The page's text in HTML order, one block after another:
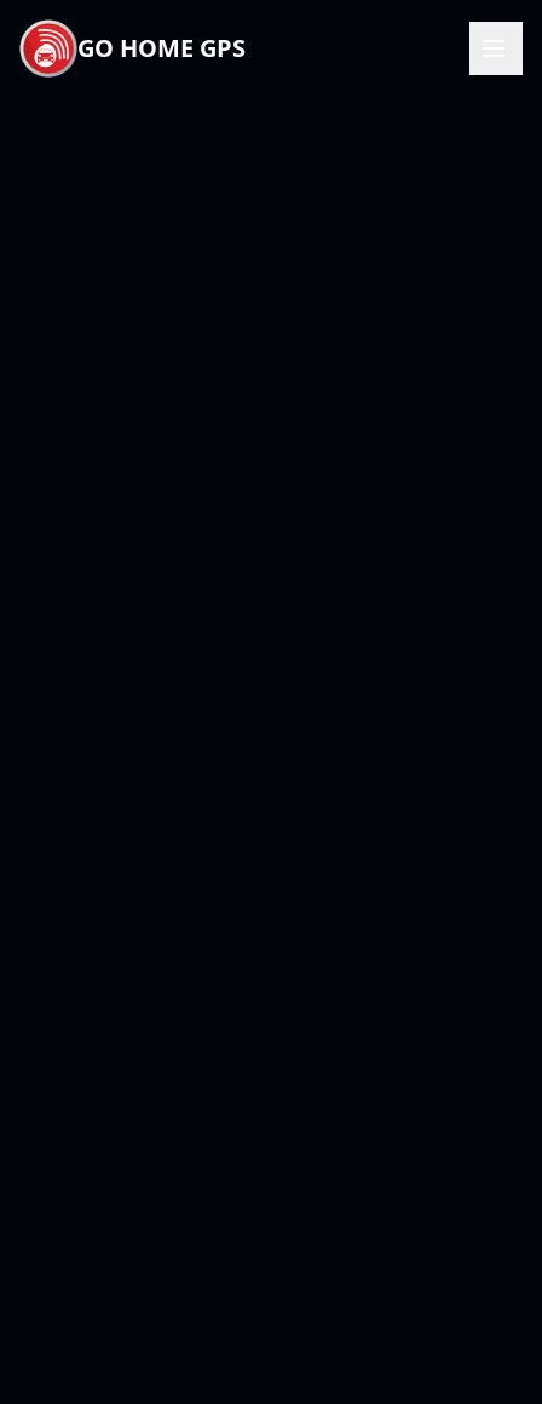
GO HOME GPS